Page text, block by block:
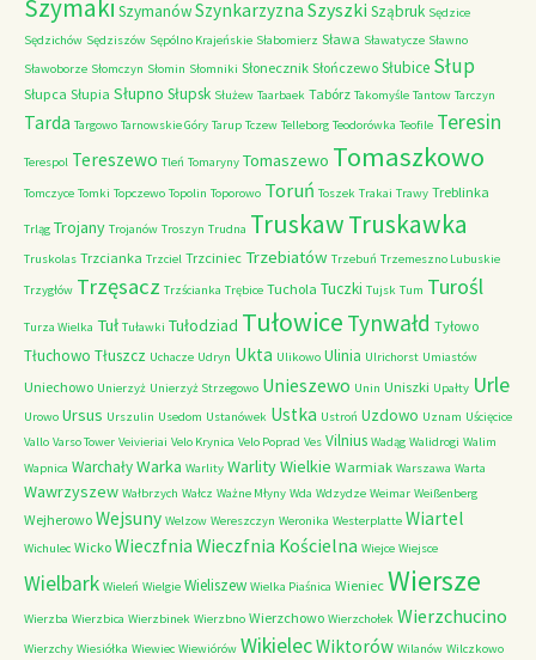
Szymaki SzymanówSzynkarzyzna Szyszki Sząbruk Sędzice
Sędzichów Sędziszów Sępólno Krajeńskie Słabomierz Sława Sławatycze Sławno
Sławoborze Słomczyn Słomin Słomniki Słonecznik Słończewo Słubice Słup
Słupca Słupia Słupno Słupsk Służew Taarbaek Tabórz Takomyśle Tantow Tarczyn
Tarda Targowo Tarnowskie Góry Tarup Tczew Telleborg Teodorówka Teofile Teresin
Terespol Tereszewo Tleń Tomaryny Tomaszewo Tomaszkowo
Tomczyce Tomki Topczewo Topolin Toporowo Toruń Toszek Trakai Trawy Treblinka
Trląg Trojany Trojanów Troszyn Trudna TruskawTruskawka
Truskolas Trzcianka Trzciel Trzciniec Trzebiatów Trzebuń Trzemeszno Lubuskie
Trzygłów Trzęsacz Trzścianka Trębice Tuchola Tuczki Tujsk Tum Turośl
Turza Wielka Tuł Tuławki Tułodziad Tułowice Tynwałd Tyłowo
Tłuchowo Tłuszcz Uchacze Udryn Ukta Ulikowo Ulinia Ulrichorst Umiastów
Uniechowo Unierzyż Unierzyż Strzegowo Unieszewo Unin Uniszki Upałty Urle
Urowo Ursus Urszulin Usedom Ustanówek Ustka Ustroń Uzdowo Uznam Uścięcice
Vallo Varso Tower Veivieriai Velo Krynica Velo Poprad Ves Vilnius Wadąg Walidrogi Walim
Wapnica WarchałyWarka Warlity Warlity Wielkie Warmiak Warszawa Warta
Wawrzyszew Wałbrzych Wałcz Ważne Młyny Wda Wdzydze Weimar Weißenberg
Wejherowo Wejsuny Welzow Wereszczyn Weronika Westerplatte Wiartel
Wichulec Wicko Wieczfnia Wieczfnia Kościelna Wiejce Wiejsce
Wielbark Wieleń Wielgie Wieliszew Wielka Piaśnica Wieniec Wiersze
Wierzba Wierzbica Wierzbinek Wierzbno Wierzchowo Wierzchołek Wierzchucino
Wierzchy Wiesiółka Wiewiec Wiewiórów WikielecWiktorów Wilanów Wilczkowo